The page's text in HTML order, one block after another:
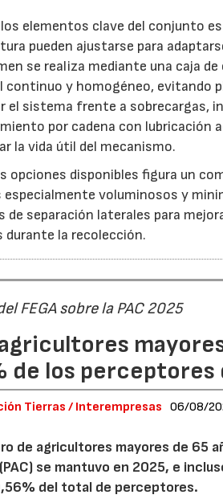
elementos clave del conjunto
pueden ajustarse para
se realiza mediante una caja
continuo y homogéneo, evitando
el sistema frente a sobrecargas,
por cadena con lubricación
la vida útil del mecanismo.
opciones disponibles figura un
voluminosos y
de separación laterales para
durante la recolección.
FEGA sobre la PAC 2025
de los perceptores
Tierras / Interempresas 06/08/
de agricultores mayores de 65
se mantuvo en 2025, e
del total de perceptores.